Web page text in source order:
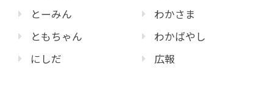
とーみん
ともちゃん
にしだ
わかさま
わかばやし
広報